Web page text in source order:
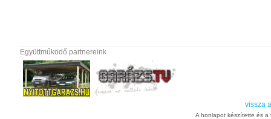
Együttműködő partnereink
vissza
A honlapot készítette és